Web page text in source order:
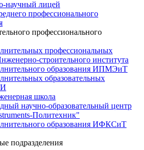
научный лицей
профессионального
профессионального
профессиональных
строительного института
образования ИПМЭиТ
образовательных
школа
научно-образовательный центр
Политехник"
образования ИФКСиТ
подразделения